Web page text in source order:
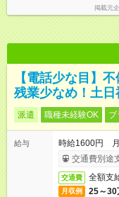
掲載元
【電話少な目】
残業少なめ！土日
派遣 職種未経験OK ブ
給与
時給1600円
交通費別途
交通費 全額支
月収例 25～30